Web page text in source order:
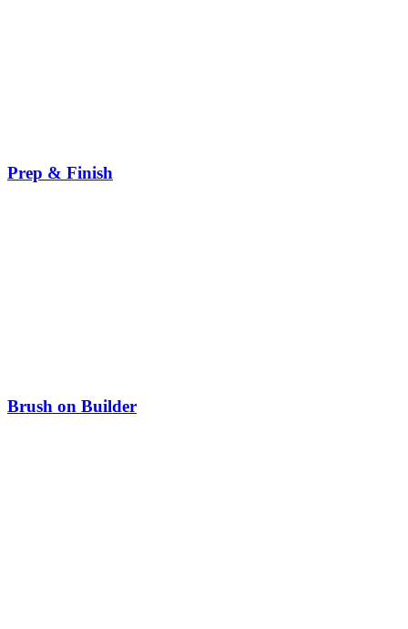
Prep & Finish
Brush on Builder